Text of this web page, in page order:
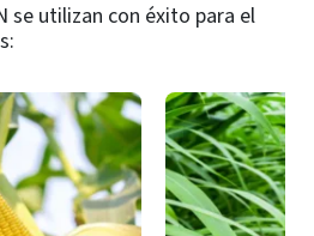
se utilizan con éxito para el